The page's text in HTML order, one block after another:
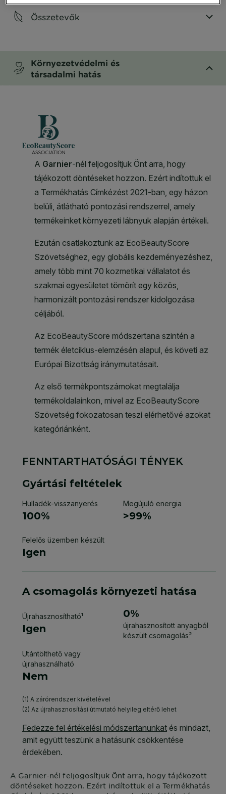
Összetevők
Környezetvédelmi és
társadalmi hatás
A Garnier-nél feljogosítjuk Önt arra, hogy tájékozott
döntéseket hozzon. Ezért indítottuk el a Termékhatás